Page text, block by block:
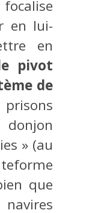
en lui-
en
pivot
de
» (au
que